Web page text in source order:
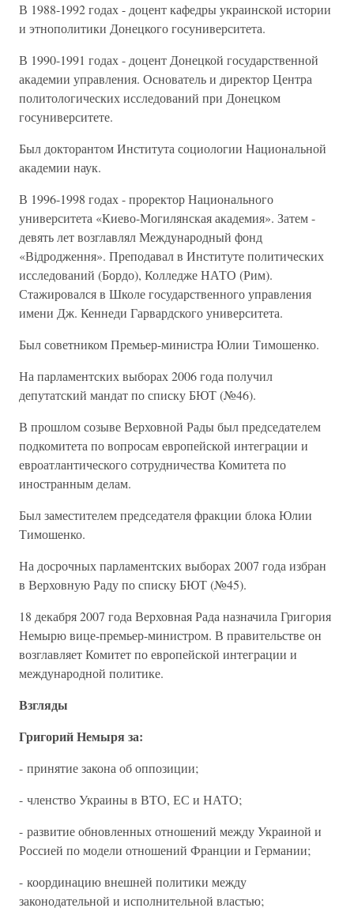
В 1988-1992 годах - доцент кафедры украинской истории
и этнополитики Донецкого госуниверситета.
В 1990-1991 годах - доцент Донецкой государственной
академии управления. Основатель и директор Центра
политологических исследований при Донецком
госуниверситете.
Был докторантом Института социологии Национальной
академии наук.
В 1996-1998 годах - проректор Национального
университета «Киево-Могилянская академия». Затем -
девять лет возглавлял Международный фонд
«Відродження». Преподавал в Институте политических
исследований (Бордо), Колледже НАТО (Рим).
Стажировался в Школе государственного управления
имени Дж. Кеннеди Гарвардского университета.
Был советником Премьер-министра Юлии Тимошенко.
На парламентских выборах 2006 года получил
депутатский мандат по списку БЮТ (№46).
В прошлом созыве Верховной Рады был председателем
подкомитета по вопросам европейской интеграции и
евроатлантического сотрудничества Комитета по
иностранным делам.
Был заместителем председателя фракции блока Юлии
Тимошенко.
На досрочных парламентских выборах 2007 года избран
в Верховную Раду по списку БЮТ (№45).
18 декабря 2007 года Верховная Рада назначила Григория
Немырю вице-премьер-министром. В правительстве он
возглавляет Комитет по европейской интеграции и
международной политике.
Взгляды
Григорий Немыря за:
- принятие закона об оппозиции;
- членство Украины в ВТО, ЕС и НАТО;
- развитие обновленных отношений между Украиной и
Россией по модели отношений Франции и Германии;
- координацию внешней политики между
законодательной и исполнительной властью;